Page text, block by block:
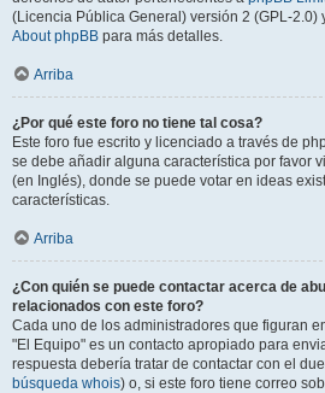
(Licencia Pública General) versión 2 (GPL-2.0)
About phpBB para más detalles.
Arriba
¿Por qué este foro no tiene tal cosa?
Este foro fue escrito y licenciado a través de
se debe añadir alguna característica por favor
(en Inglés), donde se puede votar en ideas
características.
Arriba
¿Con quién se puede contactar acerca de
relacionados con este foro?
Cada uno de los administradores que figuran
"El Equipo" es un contacto apropiado para
respuesta debería tratar de contactar con el
búsqueda whois) o, si este foro tiene correo